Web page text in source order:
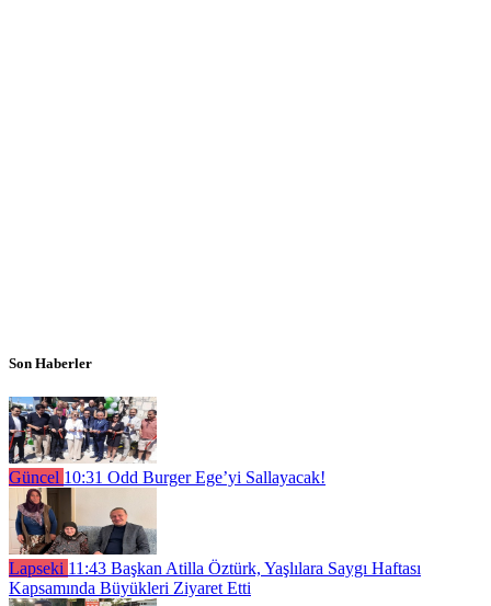
Son Haberler
Güncel 10:31 Odd Burger Ege’yi Sallayacak!
Lapseki 11:43 Başkan Atilla Öztürk, Yaşlılara Saygı Haftası
Kapsamında Büyükleri Ziyaret Etti